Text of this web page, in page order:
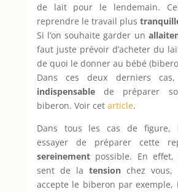
de lait pour le lendemain.
reprendre le travail plus
Si l’on souhaite garder un
faut juste prévoir d’acheter du
de quoi le donner au bébé
Dans ces deux derniers
indispensablede préparer
biberon. Voir cet article.
Dans tous les cas de figure,
essayer de préparer cette
sereinementpossible. En effet,
sent de la tensionchez vous,
accepte le biberon par exemple,